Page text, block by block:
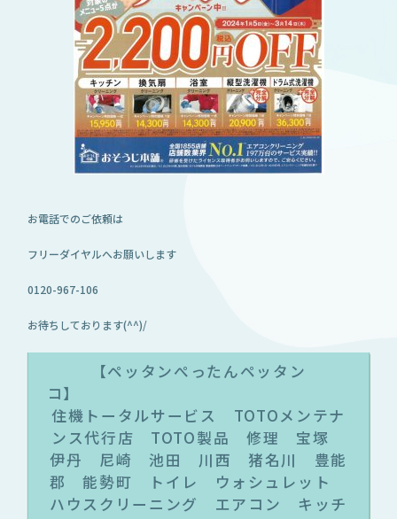
お電話でのご依頼は
フリーダイヤルへお願いします
0120-967-106
お待ちしております(^^)/
【ペッタンぺったんペッタン
住機トータルサービス TOTOメンテナ
ンス代行店 TOTO製品 修理 宝塚
伊丹 尼崎 池田 川西 猪名川 豊能
郡 能勢町 トイレ ウォシュレット
ハウスクリーニング エアコン キッチ